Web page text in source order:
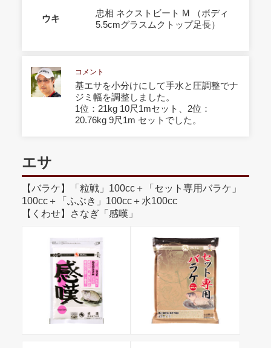
ウキ
忠相 ネクストビート M （ボディ
5.5cmグラスムクトップ足長）
コメント
基エサを小分けにして手水と圧調整でナ
ジミ幅を調整しました。
1位：21kg 10尺1mセット、2位：
20.76kg 9尺1m セットでした。
エサ
【バラケ】「粒戦」100cc＋「セット専用バラケ」
100cc＋「ふぶき」100cc＋水100cc
【くわせ】さなぎ「感嘆」